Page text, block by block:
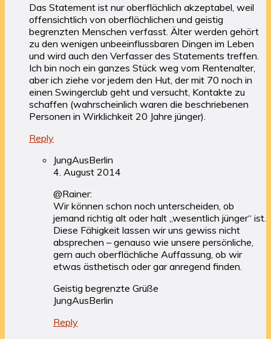
Das Statement ist nur oberflächlich akzeptabel, weil
offensichtlich von oberflächlichen und geistig
begrenzten Menschen verfasst. Älter werden gehört
zu den wenigen unbeeinflussbaren Dingen im Leben
und wird auch den Verfasser des Statements treffen.
Ich bin noch ein ganzes Stück weg vom Rentenalter,
aber ich ziehe vor jedem den Hut, der mit 70 noch in
einen Swingerclub geht und versucht, Kontakte zu
schaffen (wahrscheinlich waren die beschriebenen
Personen in Wirklichkeit 20 Jahre jünger).
Reply
JungAusBerlin
4. August 2014
@Rainer:
Wir können schon noch unterscheiden, ob
jemand richtig alt oder halt „wesentlich jünger“ ist.
Diese Fähigkeit lassen wir uns gewiss nicht
absprechen – genauso wie unsere persönliche,
gern auch oberflächliche Auffassung, ob wir
etwas ästhetisch oder gar anregend finden.
Geistig begrenzte Grüße
JungAusBerlin
Reply